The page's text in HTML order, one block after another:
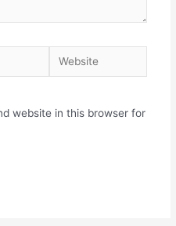
Website
website in this browser for